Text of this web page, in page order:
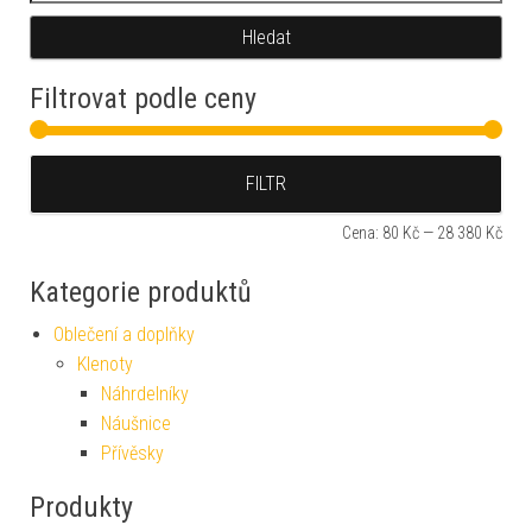
Hledat
Filtrovat podle ceny
FILTR
Cena: 80 Kč — 28 380 Kč
Kategorie produktů
Oblečení a doplňky
Klenoty
Náhrdelníky
Náušnice
Přívěsky
Produkty